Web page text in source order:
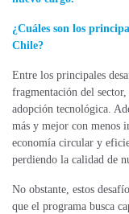
¿Cuáles son los
Chile?
Entre los principales
fragmentación del
adopción tecnológica.
más y mejor con menos
economía circular y
perdiendo la calidad de
No obstante, estos
que el programa busca